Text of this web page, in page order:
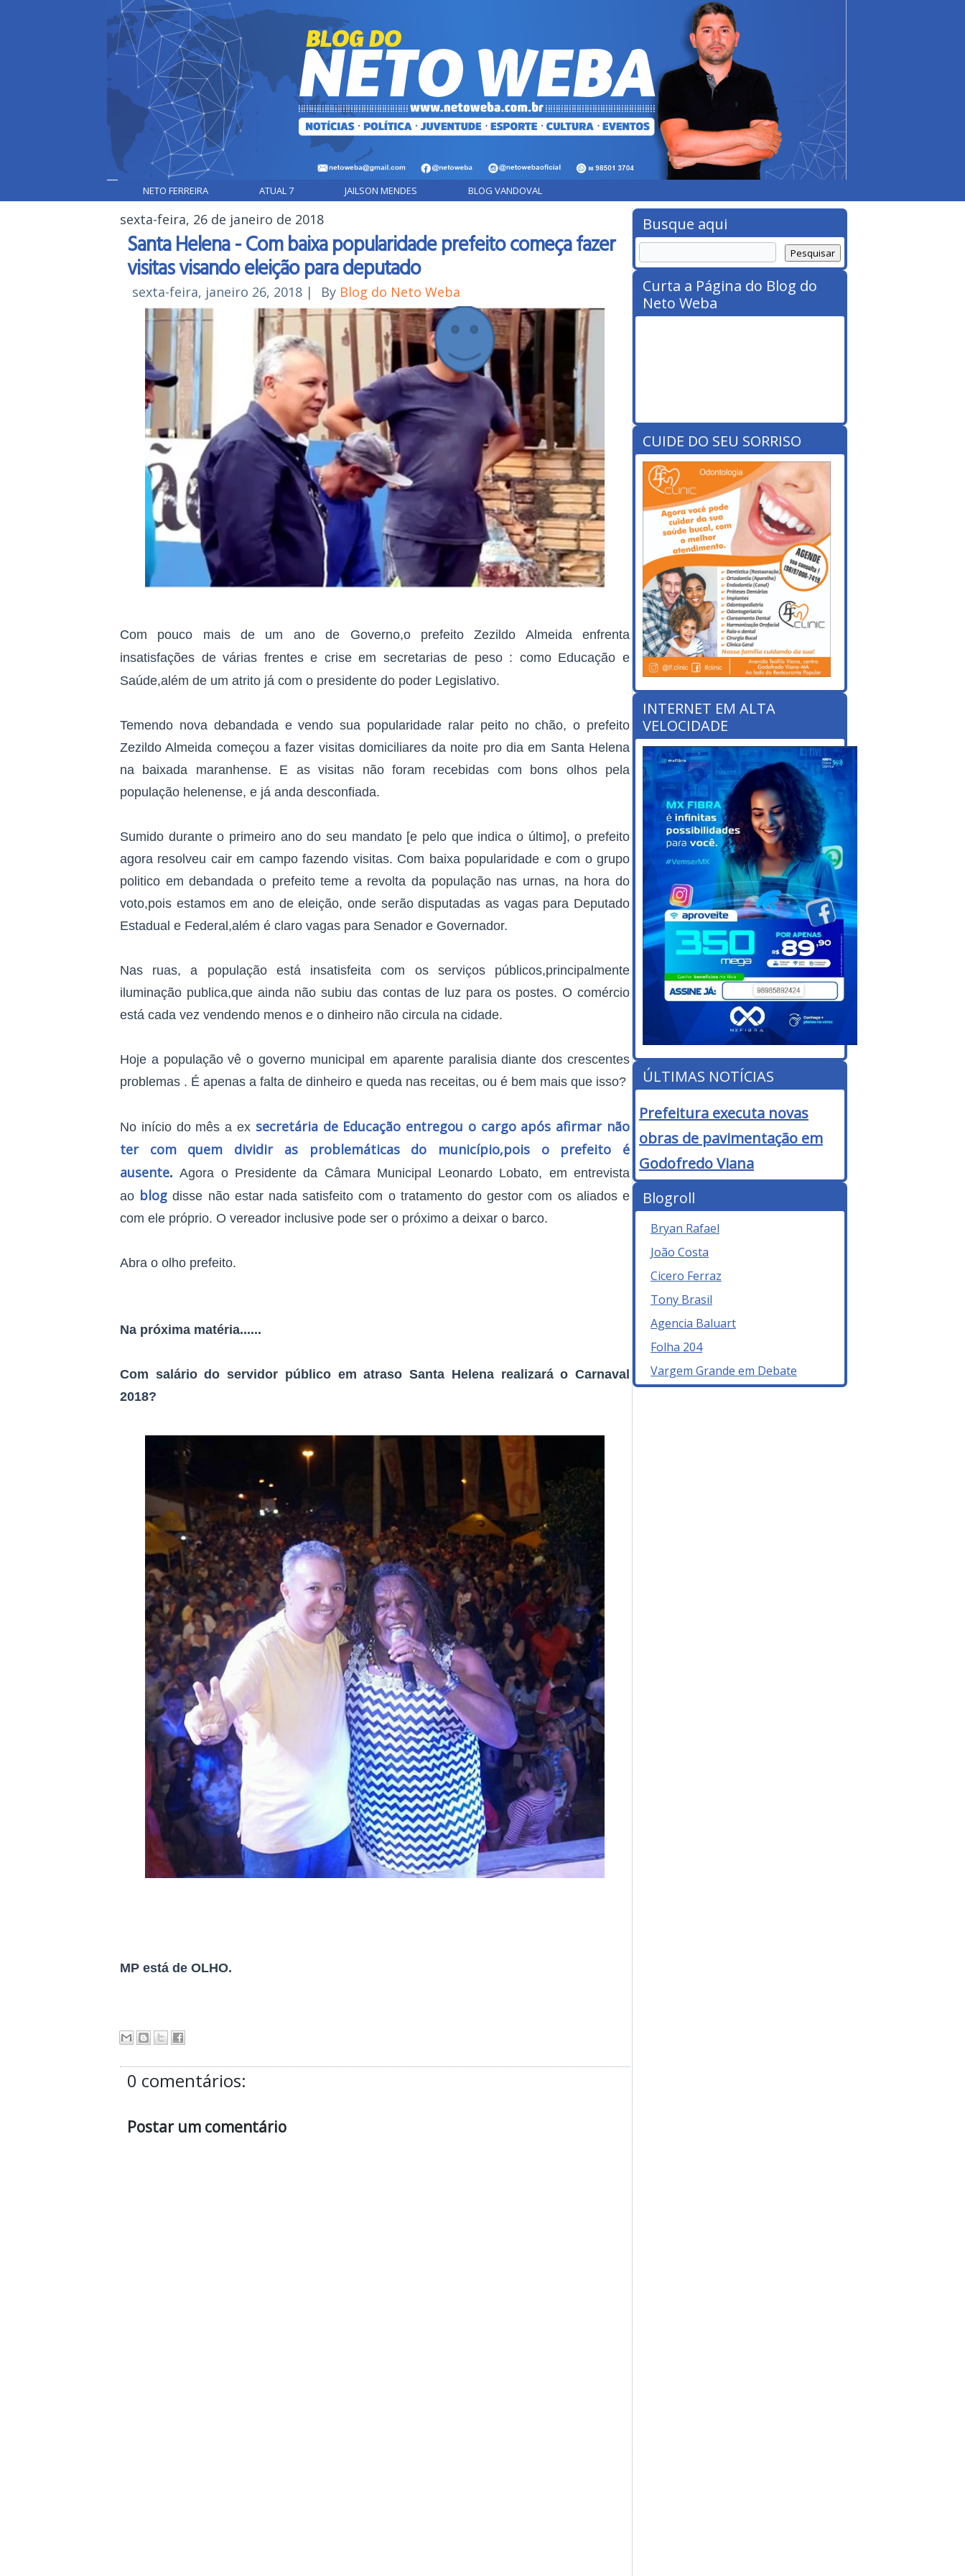
NETO FERREIRA ATUAL 7 JAILSON MENDES BLOG VANDOVAL
sexta-feira, 26 de janeiro de 2018
Santa Helena - Com baixa popularidade prefeito começa fazer
visitas visando eleição para deputado
sexta-feira, janeiro 26, 2018 | By Blog do Neto Weba
Com pouco mais de um ano de Governo,o prefeito Zezildo Almeida enfrenta
insatisfações de várias frentes e crise em secretarias de peso : como Educação e
Saúde,além de um atrito já com o presidente do poder Legislativo.
Temendo nova debandada e vendo sua popularidade ralar peito no chão, o prefeito
Zezildo Almeida começou a fazer visitas domiciliares da noite pro dia em Santa Helena
na baixada maranhense. E as visitas não foram recebidas com bons olhos pela
população helenense, e já anda desconfiada.
Sumido durante o primeiro ano do seu mandato [e pelo que indica o último], o prefeito
agora resolveu cair em campo fazendo visitas. Com baixa popularidade e com o grupo
politico em debandada o prefeito teme a revolta da população nas urnas, na hora do
voto,pois estamos em ano de eleição, onde serão disputadas as vagas para Deputado
Estadual e Federal,além é claro vagas para Senador e Governador.
Nas ruas, a população está insatisfeita com os serviços públicos,principalmente
iluminação publica,que ainda não subiu das contas de luz para os postes. O comércio
está cada vez vendendo menos e o dinheiro não circula na cidade.
Hoje a população vê o governo municipal em aparente paralisia diante dos crescentes
problemas . É apenas a falta de dinheiro e queda nas receitas, ou é bem mais que isso?
No início do mês a ex secretária de Educação entregou o cargo após afirmar não
ter com quem dividir as problemáticas do município,pois o prefeito é
ausente. Agora o Presidente da Câmara Municipal Leonardo Lobato, em entrevista
ao blog disse não estar nada satisfeito com o tratamento do gestor com os aliados e
com ele próprio. O vereador inclusive pode ser o próximo a deixar o barco.
Abra o olho prefeito.
Na próxima matéria......
Com salário do servidor público em atraso Santa Helena realizará o Carnaval
2018?
MP está de OLHO.
0 comentários:
Postar um comentário
Busque aqui
Curta a Página do Blog do
Neto Weba
CUIDE DO SEU SORRISO
INTERNET EM ALTA
VELOCIDADE
ÚLTIMAS NOTÍCIAS
Prefeitura executa novas
obras de pavimentação em
Godofredo Viana
Blogroll
Bryan Rafael
João Costa
Cicero Ferraz
Tony Brasil
Agencia Baluart
Folha 204
Vargem Grande em Debate